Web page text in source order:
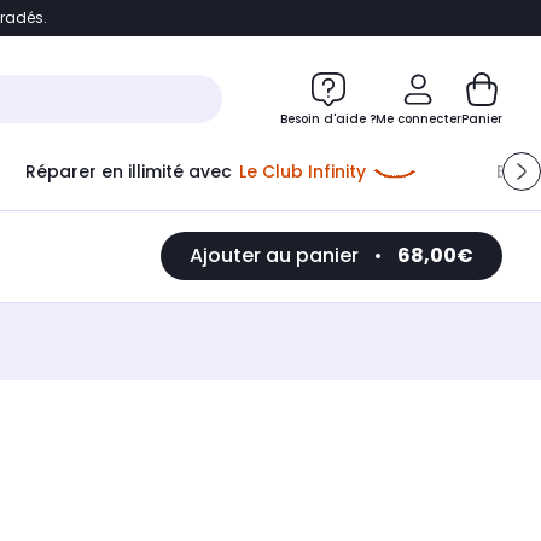
Accéder directement au chatbot
Besoin d'aide ?Me connecterPanier
Réparer en illimité avec Le Club Infinity
Ajouter au panier • 68,00€